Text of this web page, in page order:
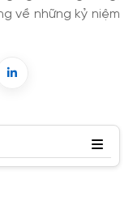
về những kỷ niệm